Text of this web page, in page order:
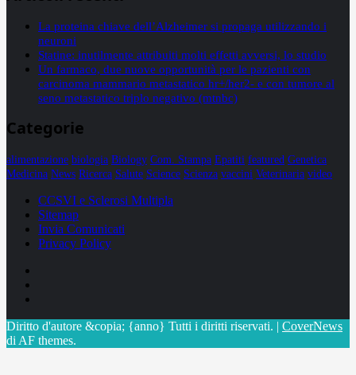
La proteina chiave dell’Alzheimer si propaga utilizzando i
neuroni
Statine: inutilmente attribuiti molti effetti avversi, lo studio
Un farmaco, due nuove opportunità per le pazienti con
carcinoma mammario metastatico hr+/her2- e con tumore al
seno metastatico triplo negativo (mtnbc)
Categorie
alimentazione biologia Biology Com. Stampa Epatiti featured Genetica
Medicina News Ricerca Salute Science Scienza vaccini Veterinaria video
CCSVI e Sclerosi Multipla
Sitemap
Invia Comunicati
Privacy Policy
Diritto d'autore &copia; {anno} Tutti i diritti riservati. | CoverNews
di AF themes.